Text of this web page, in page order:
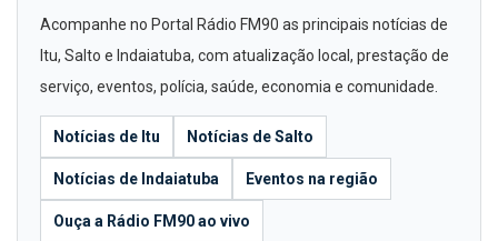
Acompanhe no Portal Rádio FM90 as principais notícias de
Itu, Salto e Indaiatuba, com atualização local, prestação de
serviço, eventos, polícia, saúde, economia e comunidade.
Notícias de Itu Notícias de Salto
Notícias de Indaiatuba Eventos na região
Ouça a Rádio FM90 ao vivo